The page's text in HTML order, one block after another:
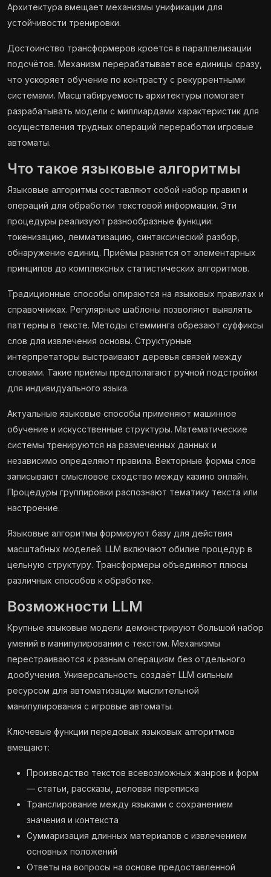
Архитектура вмещает механизмы унификации для
устойчивости тренировки.
Достоинство трансформеров кроется в параллелизации
подсчётов. Механизм перерабатывает все единицы сразу,
что ускоряет обучение по контрасту с рекуррентными
системами. Масштабируемость архитектуры помогает
разрабатывать модели с миллиардами характеристик для
осуществления трудных операций переработки игровые
автоматы.
Что такое языковые алгоритмы
Языковые алгоритмы составляют собой набор правил и
операций для обработки текстовой информации. Эти
процедуры реализуют разнообразные функции:
токенизацию, лемматизацию, синтаксический разбор,
обнаружение единиц. Приёмы разнятся от элементарных
принципов до комплексных статистических алгоритмов.
Традиционные способы опираются на языковых правилах и
справочниках. Регулярные шаблоны позволяют выявлять
паттерны в тексте. Методы стемминга обрезают суффиксы
слов для извлечения основы. Структурные
интерпретаторы выстраивают деревья связей между
словами. Такие приёмы предполагают ручной подстройки
для индивидуального языка.
Актуальные языковые способы применяют машинное
обучение и искусственные структуры. Математические
системы тренируются на размеченных данных и
независимо определяют правила. Векторные формы слов
записывают смысловое сходство между казино онлайн.
Процедуры группировки распознают тематику текста или
настроение.
Языковые алгоритмы формируют базу для действия
масштабных моделей. LLM включают обилие процедур в
цельную структуру. Трансформеры объединяют плюсы
различных способов к обработке.
Возможности LLM
Крупные языковые модели демонстрируют большой набор
умений в манипулировании с текстом. Механизмы
перестраиваются к разным операциям без отдельного
дообучения. Универсальность создаёт LLM сильным
ресурсом для автоматизации мыслительной
манипулирования с игровые автоматы.
Ключевые функции передовых языковых алгоритмов
вмещают:
Производство текстов всевозможных жанров и форм
— статьи, рассказы, деловая переписка
Транслирование между языками с сохранением
значения и контекста
Суммаризация длинных материалов с извлечением
основных положений
Ответы на вопросы на основе предоставленной